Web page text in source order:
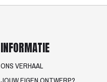
INFORMATIE
ONS VERHAAL